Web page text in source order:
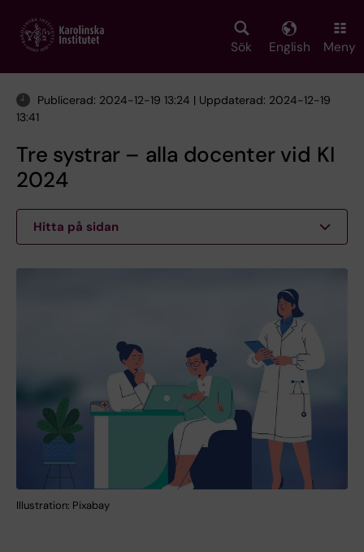
main
Sök English Meny
Publicerad: 2024-12-19 13:24 | Uppdaterad: 2024-12-19
13:41
Tre systrar – alla docenter vid KI
2024
Hitta på sidan
Illustration: Pixabay